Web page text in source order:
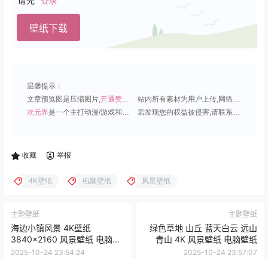
壁纸下载
温馨提示：
文章预览图是压缩图片,开通赞助会员 可免费下载超清原图;
站内所有素材为用户上传,网络分享或原创,请勿用于商业用途;
次元界是一个主打动漫/游戏和虚拟偶像角色的插画壁纸平台; 若发现您的权益被侵害,请联系QQ1815919191,我们尽快处理.
收藏 举报
4K壁纸 电脑壁纸 风景壁纸
主题壁纸
海边小镇风景 4K壁纸
3840x2160 风景壁纸 电脑壁
纸
2025-10-24 23:54:24
主题壁纸
绿色草地 山丘 蓝天白云 远山
青山 4K 风景壁纸 电脑壁纸
2025-10-24 23:57:07